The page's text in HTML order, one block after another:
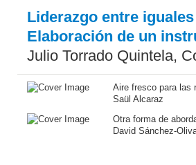
Liderazgo entre
Elaboración de un
Julio Torrado Quintela,
Aire fresco para las
Saül Alcaraz
Otra forma de
David Sánchez-